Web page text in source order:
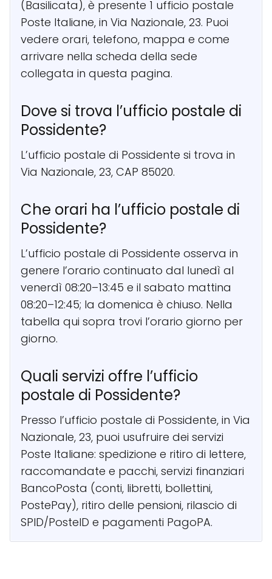
(Basilicata), è presente 1 ufficio postale
Poste Italiane, in Via Nazionale, 23. Puoi
vedere orari, telefono, mappa e come
arrivare nella scheda della sede
collegata in questa pagina.
Dove si trova l’ufficio postale di
Possidente?
L’ufficio postale di Possidente si trova in
Via Nazionale, 23, CAP 85020.
Che orari ha l’ufficio postale di
Possidente?
L’ufficio postale di Possidente osserva in
genere l’orario continuato dal lunedì al
venerdì 08:20–13:45 e il sabato mattina
08:20–12:45; la domenica è chiuso. Nella
tabella qui sopra trovi l’orario giorno per
giorno.
Quali servizi offre l’ufficio
postale di Possidente?
Presso l’ufficio postale di Possidente, in Via
Nazionale, 23, puoi usufruire dei servizi
Poste Italiane: spedizione e ritiro di lettere,
raccomandate e pacchi, servizi finanziari
BancoPosta (conti, libretti, bollettini,
PostePay), ritiro delle pensioni, rilascio di
SPID/PosteID e pagamenti PagoPA.